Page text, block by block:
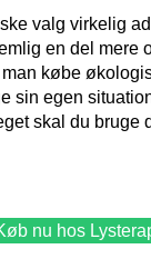
valg virkelig
en del mere
købe
sin egen
skal du bruge
nu hos